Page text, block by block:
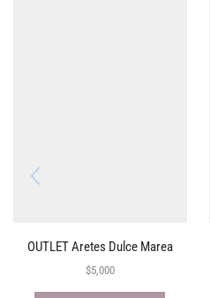
OUTLET Aretes Dulce Marea
$5,000